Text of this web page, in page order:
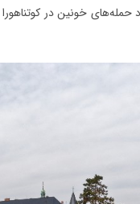
خونین در